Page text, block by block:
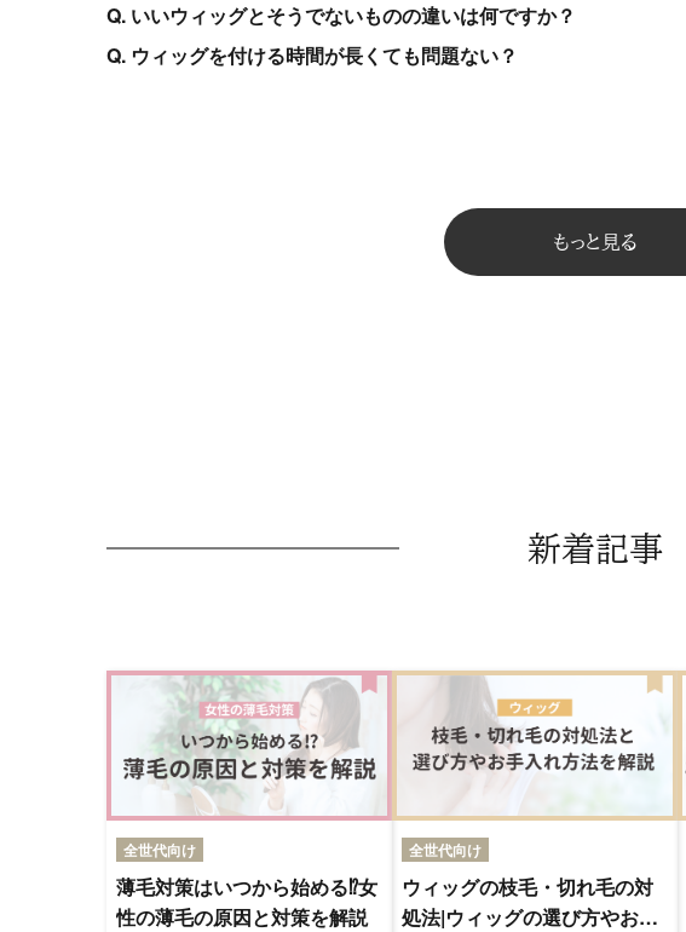
Q. いいウィッグとそうでないものの違いは何ですか？
Q. ウィッグを付ける時間が長くても問題ない？
もっと見る
新着記事
全世代向け
薄毛対策はいつから始める⁉女
性の薄毛の原因と対策を解説
全世代向け
ウィッグの枝毛・切れ毛の対
処法|ウィッグの選び方やお手